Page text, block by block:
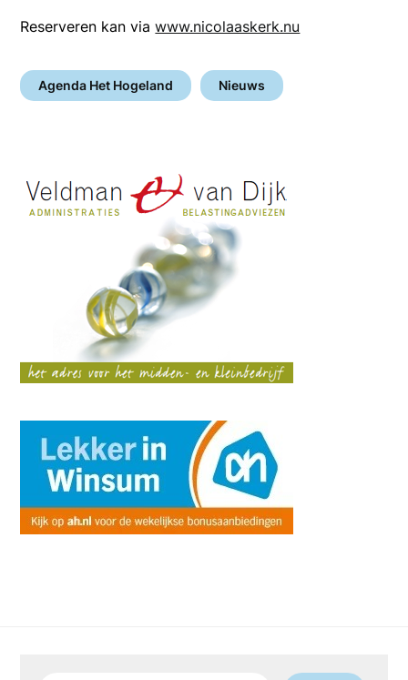
Reserveren kan viawww.nicolaaskerk.nu
Agenda Het Hogeland Nieuws